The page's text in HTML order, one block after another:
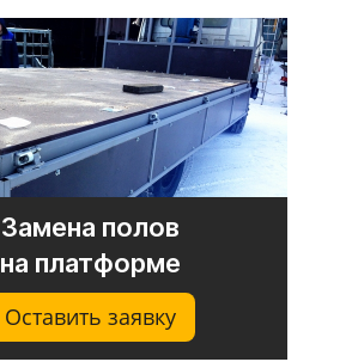
Замена полов
на платформе
Оставить заявку